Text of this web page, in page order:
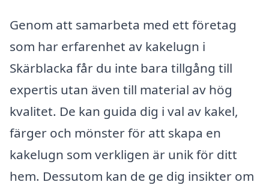
Genom att samarbeta med ett företag
som har erfarenhet av kakelugn i
Skärblacka får du inte bara tillgång till
expertis utan även till material av hög
kvalitet. De kan guida dig i val av kakel,
färger och mönster för att skapa en
kakelugn som verkligen är unik för ditt
hem. Dessutom kan de ge dig insikter om